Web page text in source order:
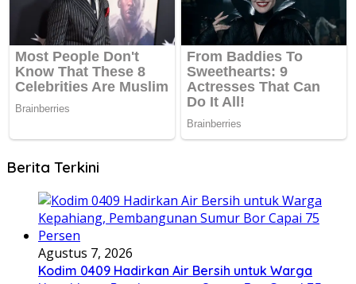
Berita Terkini
Agustus 7, 2026
Kodim 0409 Hadirkan Air Bersih untuk Warga